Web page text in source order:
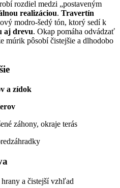
rozdiel medzi „postaveným
realizáciou. Travertín
modro-šedý tón, ktorý sedí k
aj drevu. Okap pomáha odvádzať
múrik pôsobí čistejšie a dlhodobo
a zídok
záhony, okraje terás
a čistejší vzhľad